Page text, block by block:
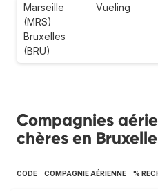
Marseille
(MRS)
Bruxelles
(BRU)
Vueling
Compagnies
chères en
CODE COMPAGNIE AÉRIENNE %